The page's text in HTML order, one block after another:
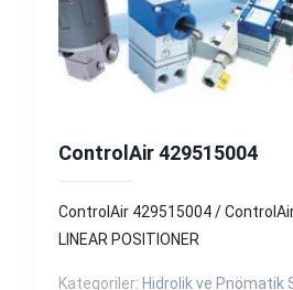
ControlAir 429515004
ControlAir 429515004 /
LINEAR POSITIONER
Kategoriler: Hidrolik ve Pnömatik